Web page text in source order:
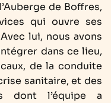
de Boffres,
qui ouvre ses
lui, nous avons
dans ce lieu,
de la conduite
sanitaire, et des
dont l’équipe a